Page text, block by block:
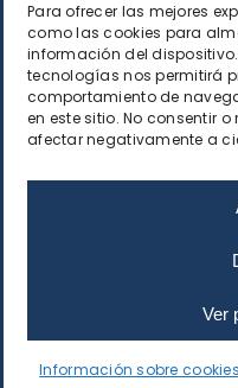
Para ofrecer las mejores
como las cookies para
información del
tecnologías nos permitirá
comportamiento de
en este sitio. No consentir
afectar negativamente a
Ver
Información sobre cookies
Contacto
(+34) 93 682 41
Formulario web
POLÍTICA
DISEÑO WEB: